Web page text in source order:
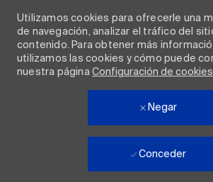
Utilizamos cookies para ofrecerle una
de navegación, analizar el tráfico del
contenido. Para obtener más
utilizamos las cookies y cómo puede
nuestra página Configuración de cookies
Negar
Conceder